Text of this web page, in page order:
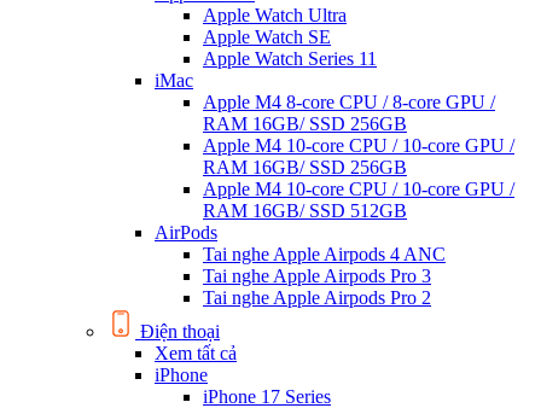
Apple Watch Ultra
Apple Watch SE
Apple Watch Series 11
iMac
Apple M4 8-core CPU / 8-core GPU /
RAM 16GB/ SSD 256GB
Apple M4 10-core CPU / 10-core GPU /
RAM 16GB/ SSD 256GB
Apple M4 10-core CPU / 10-core GPU /
RAM 16GB/ SSD 512GB
AirPods
Tai nghe Apple Airpods 4 ANC
Tai nghe Apple Airpods Pro 3
Tai nghe Apple Airpods Pro 2
Điện thoại
Xem tất cả
iPhone
iPhone 17 Series